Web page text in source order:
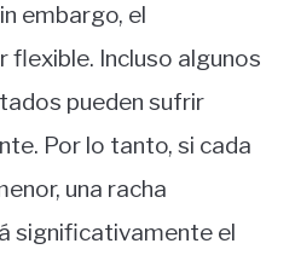
embargo, el
flexible. Incluso algunos
pueden sufrir
Por lo tanto, si cada
una racha
significativamente el